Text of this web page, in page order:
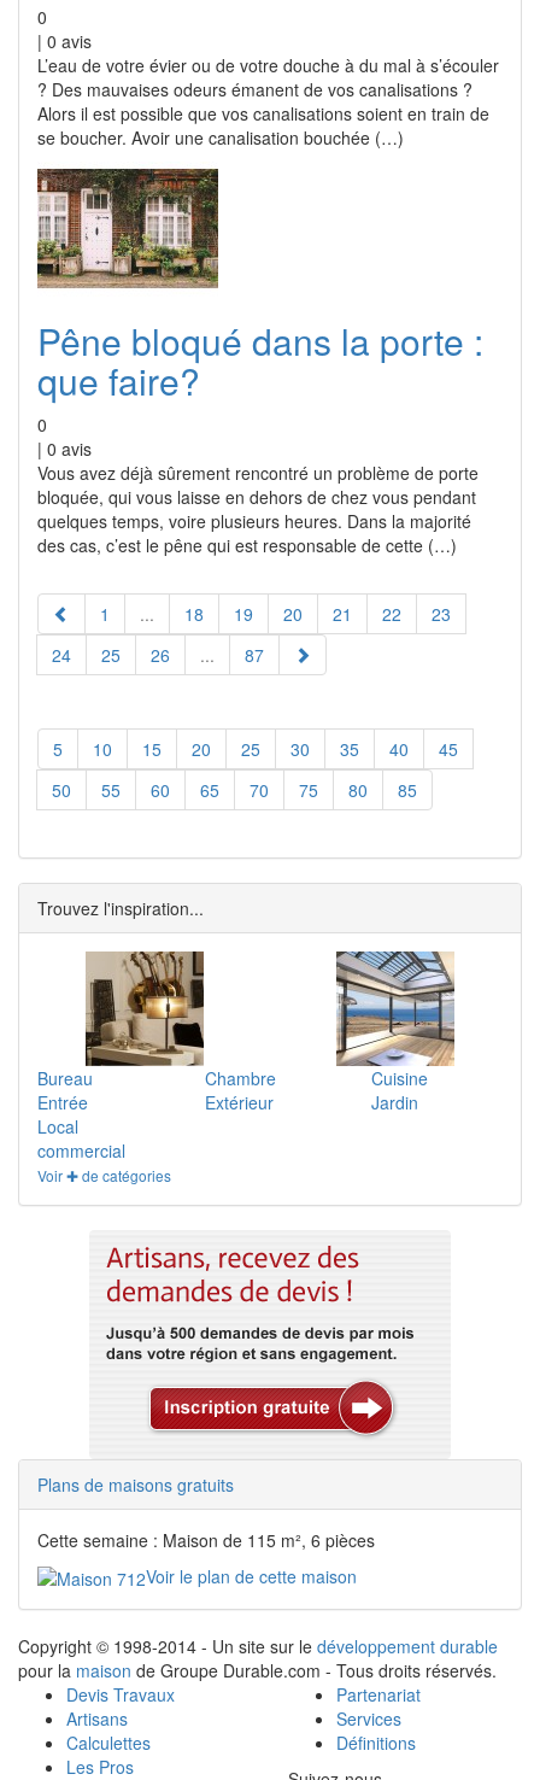
0
| 0 avis
L’eau de votre évier ou de votre douche à du mal à s’écouler
? Des mauvaises odeurs émanent de vos canalisations ?
Alors il est possible que vos canalisations soient en train de
se boucher. Avoir une canalisation bouchée (…)
Pêne bloqué dans la porte :
que faire?
0
| 0 avis
Vous avez déjà sûrement rencontré un problème de porte
bloquée, qui vous laisse en dehors de chez vous pendant
quelques temps, voire plusieurs heures. Dans la majorité
des cas, c’est le pêne qui est responsable de cette (…)
1 ... 18 19 20 21 22
23
24
25 26 ... 87
5 10 15 20 25 30 35 40
45
50
55 60 65 70 75 80 85
Trouvez l'inspiration...
Bureau Chambre
Cuisine
Entrée
Extérieur
Jardin
Local
commercial
Voir ✚ de catégories
Plans de maisons gratuits
Cette semaine : Maison de 115 m², 6 pièces
Voir le plan de cette maison
Copyright © 1998-2014 - Un site sur le développement durable
pour la maison de Groupe Durable.com - Tous droits réservés.
Devis Travaux
Artisans
Calculettes
Les Pros
Partenariat
Services
Définitions